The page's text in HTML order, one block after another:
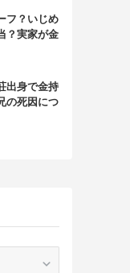
フ？いじめ
？実家が金
出身で金持
の死因につ